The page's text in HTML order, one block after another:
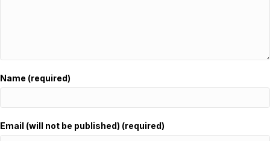
Name (required)
Email (will not be published) (required)